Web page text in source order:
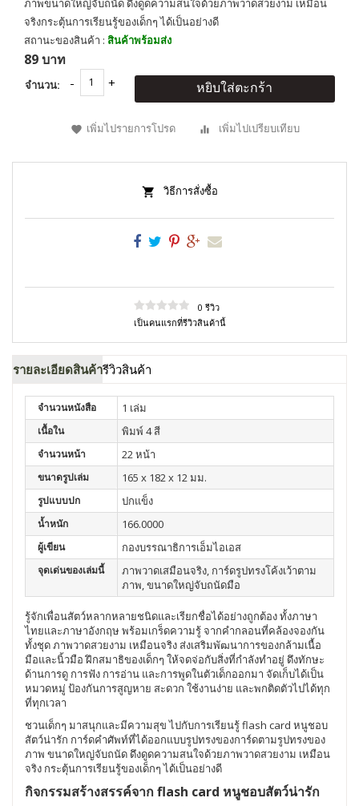
จริงกระตุ้นการเรียนรู้ของเด็กๆ ได้เป็นอย่างดี
สถานะของสินค้า : สินค้าพร้อมส่ง
89 บาท
จำนวน: หยิบใส่ตะกร้า
เพิ่มไปรายการโปรด เพิ่มไปเปรียบเทียบ
วิธีการสั่งซื้อ
0 รีวิว
เป็นคนแรกที่รีวิวสินค้านี้
รายละเอียดสินค้ารีวิวสินค้า
จำนวนหนังสือ 1 เล่ม
เนื้อใน พิมพ์ 4 สี
จำนวนหน้า 22 หน้า
ขนาดรูปเล่ม 165 x 182 x 12 มม.
รูปแบบปก ปกแข็ง
น้ำหนัก 166.0000
ผู้เขียน กองบรรณาธิการเอ็มไอเอส
จุดเด่นของเล่มนี้
ภาพวาดเสมือนจริง, การ์ดรูปทรงโค้งเว้าตาม
ภาพ, ขนาดใหญ่จับถนัดมือ
รู้จักเพื่อนสัตว์หลากหลายชนิดและเรียกชื่อได้อย่างถูกต้อง ทั้งภาษา
ไทยและภาษาอังกฤษ พร้อมเกร็ดความรู้ จากคำกลอนที่คล้องจองกัน
ทั้งชุด ภาพวาดสวยงาม เหมือนจริง ส่งเสริมพัฒนาการของกล้ามเนื้อ
มือและนิ้วมือ ฝึกสมาธิของเด็กๆ ให้จดจ่อกับสิ่งที่กำลังทำอยู่ ดึงทักษะ
ด้านการดู การฟัง การอ่าน และการพูดในตัวเด็กออกมา จัดเก็บได้เป็น
หมวดหมู่ ป้องกันการสูญหาย สะดวก ใช้งานง่าย และพกติดตัวไปได้ทุก
ที่ทุกเวลา
ชวนเด็กๆ มาสนุกและมีความสุข ไปกับการเรียนรู้ flash card หนูชอบ
สัตว์น่ารัก การ์ดคำศัพท์ที่ได้ออกแบบรูปทรงของการ์ดตามรูปทรงของ
ภาพ ขนาดใหญ่จับถนัด ดึงดูดความสนใจด้วยภาพวาดสวยงาม เหมือน
จริง กระตุ้นการเรียนรู้ของเด็กๆ ได้เป็นอย่างดี
กิจกรรมสร้างสรรค์จาก flash card หนูชอบสัตว์น่ารัก